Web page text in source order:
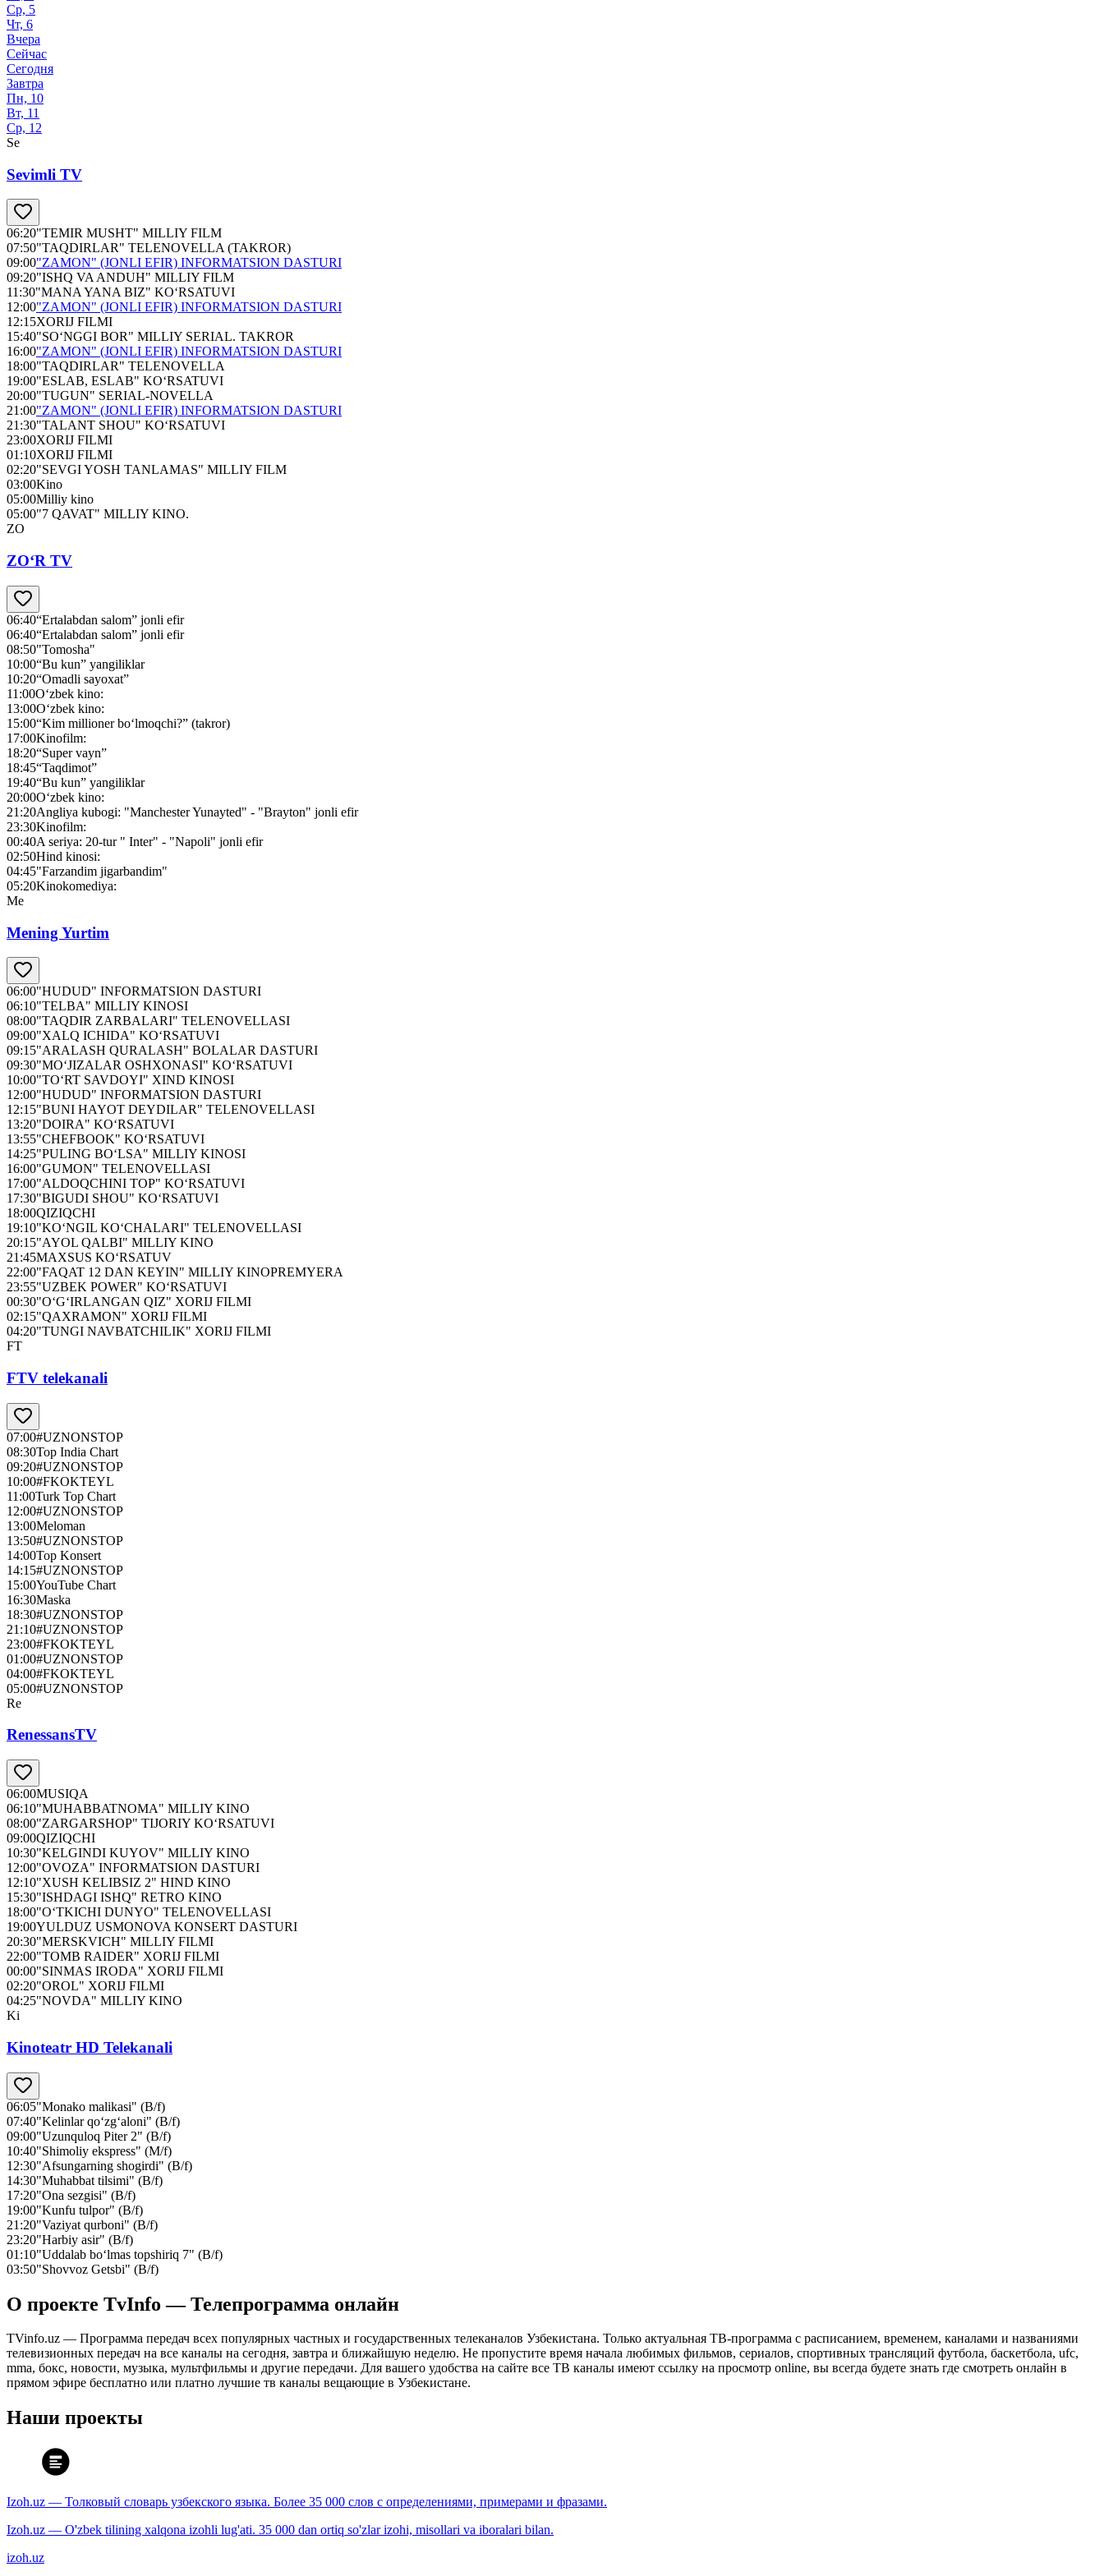
Ср, 5
Чт, 6
Вчера
Сейчас
Сегодня
Завтра
Пн, 10
Вт, 11
Ср, 12
Se
Sevimli TV
06:20"TEMIR MUSHT" MILLIY FILM
07:50"TAQDIRLAR" TELENOVELLA (TAKROR)
09:00"ZAMON" (JONLI EFIR) INFORMATSION DASTURI
09:20"ISHQ VA ANDUH" MILLIY FILM
11:30"MANA YANA BIZ" KO‘RSATUVI
12:00"ZAMON" (JONLI EFIR) INFORMATSION DASTURI
12:15XORIJ FILMI
15:40"SO‘NGGI BOR" MILLIY SERIAL. TAKROR
16:00"ZAMON" (JONLI EFIR) INFORMATSION DASTURI
18:00"TAQDIRLAR" TELENOVELLA
19:00"ESLAB, ESLAB" KO‘RSATUVI
20:00"TUGUN" SERIAL-NOVELLA
21:00"ZAMON" (JONLI EFIR) INFORMATSION DASTURI
21:30"TALANT SHOU" KO‘RSATUVI
23:00XORIJ FILMI
01:10XORIJ FILMI
02:20"SEVGI YOSH TANLAMAS" MILLIY FILM
03:00Kino
05:00Milliy kino
05:00"7 QAVAT" MILLIY KINO.
ZO
ZO‘R TV
06:40“Ertalabdan salom” jonli efir
06:40“Ertalabdan salom” jonli efir
08:50"Tomosha"
10:00“Bu kun” yangiliklar
10:20“Omadli sayoxat”
11:00O‘zbek kino:
13:00O‘zbek kino:
15:00“Kim millioner bo‘lmoqchi?” (takror)
17:00Kinofilm:
18:20“Super vayn”
18:45“Taqdimot”
19:40“Bu kun” yangiliklar
20:00O‘zbek kino:
21:20Angliya kubogi: "Manchester Yunayted" - "Brayton" jonli efir
23:30Kinofilm:
00:40A seriya: 20-tur " Inter" - "Napoli" jonli efir
02:50Hind kinosi:
04:45"Farzandim jigarbandim"
05:20Kinokomediya:
Me
Mening Yurtim
06:00"HUDUD" INFORMATSION DASTURI
06:10"TELBA" MILLIY KINOSI
08:00"TAQDIR ZARBALARI" TELENOVELLASI
09:00"XALQ ICHIDA" KO‘RSATUVI
09:15"ARALASH QURALASH" BOLALAR DASTURI
09:30"MO‘JIZALAR OSHXONASI" KO‘RSATUVI
10:00"TO‘RT SAVDOYI" XIND KINOSI
12:00"HUDUD" INFORMATSION DASTURI
12:15"BUNI HAYOT DEYDILAR" TELENOVELLASI
13:20"DOIRA" KO‘RSATUVI
13:55"CHEFBOOK" KO‘RSATUVI
14:25"PULING BO‘LSA" MILLIY KINOSI
16:00"GUMON" TELENOVELLASI
17:00"ALDOQCHINI TOP" KO‘RSATUVI
17:30"BIGUDI SHOU" KO‘RSATUVI
18:00QIZIQCHI
19:10"KO‘NGIL KO‘CHALARI" TELENOVELLASI
20:15"AYOL QALBI" MILLIY KINO
21:45MAXSUS KO‘RSATUV
22:00"FAQAT 12 DAN KEYIN" MILLIY KINOPREMYERA
23:55"UZBEK POWER" KO‘RSATUVI
00:30"O‘G‘IRLANGAN QIZ" XORIJ FILMI
02:15"QAXRAMON" XORIJ FILMI
04:20"TUNGI NAVBATCHILIK" XORIJ FILMI
FT
FTV telekanali
07:00#UZNONSTOP
08:30Top India Chart
09:20#UZNONSTOP
10:00#FKOKTEYL
11:00Turk Top Chart
12:00#UZNONSTOP
13:00Meloman
13:50#UZNONSTOP
14:00Top Konsert
14:15#UZNONSTOP
15:00YouTube Chart
16:30Maska
18:30#UZNONSTOP
21:10#UZNONSTOP
23:00#FKOKTEYL
01:00#UZNONSTOP
04:00#FKOKTEYL
05:00#UZNONSTOP
Re
RenessansTV
06:00MUSIQA
06:10"MUHABBATNOMA" MILLIY KINO
08:00"ZARGARSHOP" TIJORIY KO‘RSATUVI
09:00QIZIQCHI
10:30"KELGINDI KUYOV" MILLIY KINO
12:00"OVOZA" INFORMATSION DASTURI
12:10"XUSH KELIBSIZ 2" HIND KINO
15:30"ISHDAGI ISHQ" RETRO KINO
18:00"O‘TKICHI DUNYO" TELENOVELLASI
19:00YULDUZ USMONOVA KONSERT DASTURI
20:30"MERSKVICH" MILLIY FILMI
22:00"TOMB RAIDER" XORIJ FILMI
00:00"SINMAS IRODA" XORIJ FILMI
02:20"OROL" XORIJ FILMI
04:25"NOVDA" MILLIY KINO
Ki
Kinoteatr HD Telekanali
06:05"Monako malikasi" (B/f)
07:40"Kelinlar qo‘zg‘aloni" (B/f)
09:00"Uzunquloq Piter 2" (B/f)
10:40"Shimoliy ekspress" (M/f)
12:30"Afsungarning shogirdi" (B/f)
14:30"Muhabbat tilsimi" (B/f)
17:20"Ona sezgisi" (B/f)
19:00"Kunfu tulpor" (B/f)
21:20"Vaziyat qurboni" (B/f)
23:20"Harbiy asir" (B/f)
01:10"Uddalab bo‘lmas topshiriq 7" (B/f)
03:50"Shovvoz Getsbi" (B/f)
О проекте TvInfo — Телепрограмма онлайн
TVinfo.uz — Программа передач всех популярных частных и государственных телеканалов Узбекистана. Только актуальная ТВ-программа с расписанием, временем, каналами и названиями
телевизионных передач на все каналы на сегодня, завтра и ближайшую неделю. Не пропустите время начала любимых фильмов, сериалов, спортивных трансляций футбола, баскетбола, ufc,
mma, бокс, новости, музыка, мультфильмы и другие передачи. Для вашего удобства на сайте все ТВ каналы имеют ссылку на просмотр online, вы всегда будете знать где смотреть онлайн в
прямом эфире бесплатно или платно лучшие тв каналы вещающие в Узбекистане.
Наши проекты
Izoh.uz — Толковый словарь узбекского языка. Более 35 000 слов с определениями, примерами и фразами.
Izoh.uz — O'zbek tilining xalqona izohli lug'ati. 35 000 dan ortiq so'zlar izohi, misollari va iboralari bilan.
izoh.uz